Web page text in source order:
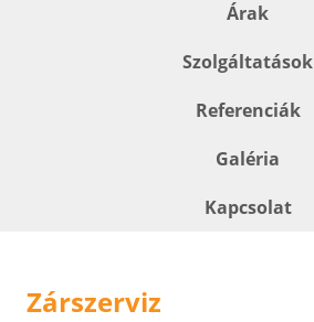
Árak
Szolgáltatások
Referenciák
Galéria
Kapcsolat
Zárszerviz